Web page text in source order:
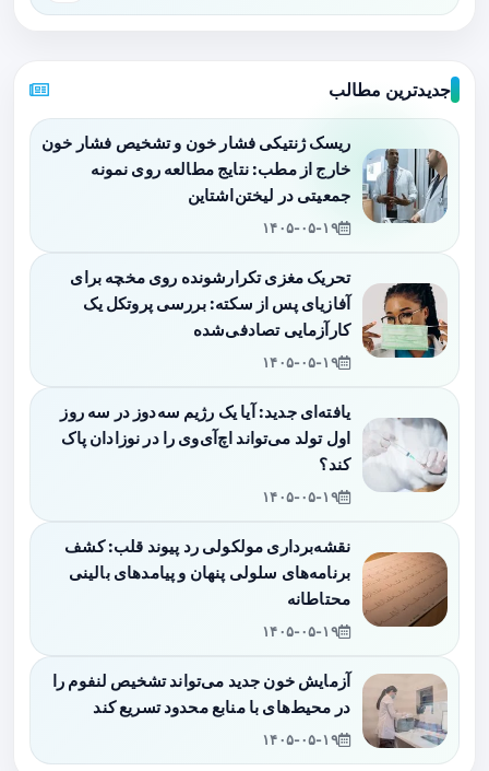
جدیدترین مطالب
ریسک ژنتیکی فشار خون و تشخیص فشار خون
خارج از مطب: نتایج مطالعه روی نمونه
جمعیتی در لیختن‌اشتاین
۱۴۰۵-۰۵-۱۹
تحریک مغزی تکرارشونده روی مخچه برای
آفازیای پس از سکته: بررسی پروتکل یک
کارآزمایی تصادفی‌شده
۱۴۰۵-۰۵-۱۹
یافته‌ای جدید: آیا یک رژیم سه‌دوز در سه روز
اول تولد می‌تواند اچ‌آی‌وی را در نوزادان پاک
کند؟
۱۴۰۵-۰۵-۱۹
نقشه‌برداری مولکولی رد پیوند قلب: کشف
برنامه‌های سلولی پنهان و پیامدهای بالینی
محتاطانه
۱۴۰۵-۰۵-۱۹
آزمایش خون جدید می‌تواند تشخیص لنفوم را
در محیط‌های با منابع محدود تسریع کند
۱۴۰۵-۰۵-۱۹